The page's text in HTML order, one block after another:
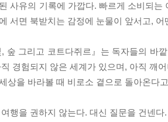
사유의 기록에 가깝다. 빠르게 소비되는
서면 북받치는 감정에 눈물이 앞서고,
, 숲 그리고 코트다쥐르』는 독자들의 바
경험되지 않은 세계가 있으며, 아직 깨
상을 바라볼 때 비로소 곁으로 돌아온다
행을 권하지 않는다. 대신 질문을 건넨